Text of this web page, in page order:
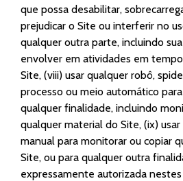
que possa desabilitar,
prejudicar o Site ou interferir no
qualquer outra parte, incluindo
envolver em atividades em
Site, (viii) usar qualquer robô,
processo ou meio automático
qualquer finalidade, incluindo
qualquer material do Site, (ix)
manual para monitorar ou copiar
Site, ou para qualquer outra
expressamente autorizada